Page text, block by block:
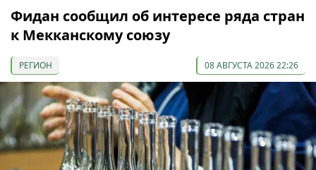
Фидан сообщил об интересе ряда стран
к Мекканскому союзу
РЕГИОН 08 АВГУСТА 2026 22:26